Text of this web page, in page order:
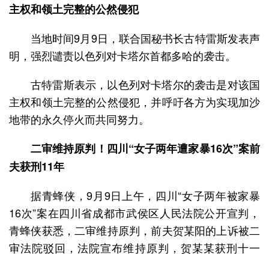
主权和领土完整的公然侵犯
当地时间9月9日，联合国秘书长古特雷斯发表声
明，强烈谴责以色列对卡塔尔首都多哈的袭击。
古特雷斯表示，以色列对卡塔尔的袭击是对该国
主权和领土完整的公然侵犯，并呼吁各方为实现加沙
地带的永久停火而共同努力。
二审维持原判！四川“女子两年遭家暴16次”案前
夫获刑11年
据青蜂侠，9月9日上午，四川“女子两年被家暴
16次”案在四川省成都市武侯区人民法院公开宣判，
青蜂侠获悉，二审维持原判，前夫贺某阳的上诉被二
审法院驳回，法院宣布维持原判，贺某某获刑十一